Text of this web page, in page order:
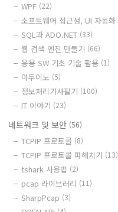
WPF (22)
소프트웨어 접근성, UI 자동화
SQL과 ADO.NET (33)
웹 검색 엔진 만들기 (66)
응용 SW 기초 기술 활용 (1)
아두이노 (5)
정보처리기사필기 (100)
IT 이야기 (23)
네트워크 및 보안 (56)
TCPIP 프로토콜 (8)
TCPIP 프로토콜 파헤치기 (13)
tshark 사용법 (2)
pcap 라이브러리 (11)
SharpPcap (3)